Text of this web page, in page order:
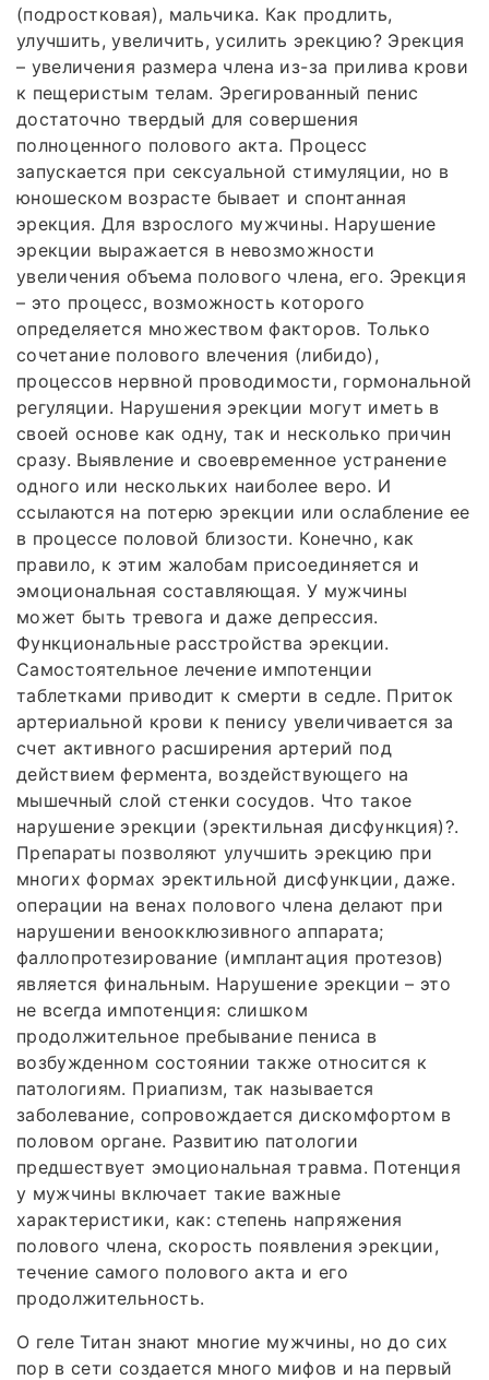
(подростковая), мальчика. Как продлить,
улучшить, увеличить, усилить эрекцию? Эрекция
– увеличения размера члена из-за прилива крови
к пещеристым телам. Эрегированный пенис
достаточно твердый для совершения
полноценного полового акта. Процесс
запускается при сексуальной стимуляции, но в
юношеском возрасте бывает и спонтанная
эрекция. Для взрослого мужчины. Нарушение
эрекции выражается в невозможности
увеличения объема полового члена, его. Эрекция
– это процесс, возможность которого
определяется множеством факторов. Только
сочетание полового влечения (либидо),
процессов нервной проводимости, гормональной
регуляции. Нарушения эрекции могут иметь в
своей основе как одну, так и несколько причин
сразу. Выявление и своевременное устранение
одного или нескольких наиболее веро. И
ссылаются на потерю эрекции или ослабление ее
в процессе половой близости. Конечно, как
правило, к этим жалобам присоединяется и
эмоциональная составляющая. У мужчины
может быть тревога и даже депрессия.
Функциональные расстройства эрекции.
Самостоятельное лечение импотенции
таблетками приводит к смерти в седле. Приток
артериальной крови к пенису увеличивается за
счет активного расширения артерий под
действием фермента, воздействующего на
мышечный слой стенки сосудов. Что такое
нарушение эрекции (эректильная дисфункция)?.
Препараты позволяют улучшить эрекцию при
многих формах эректильной дисфункции, даже.
операции на венах полового члена делают при
нарушении веноокклюзивного аппарата;
фаллопротезирование (имплантация протезов)
является финальным. Нарушение эрекции – это
не всегда импотенция: слишком
продолжительное пребывание пениса в
возбужденном состоянии также относится к
патологиям. Приапизм, так называется
заболевание, сопровождается дискомфортом в
половом органе. Развитию патологии
предшествует эмоциональная травма. Потенция
у мужчины включает такие важные
характеристики, как: степень напряжения
полового члена, скорость появления эрекции,
течение самого полового акта и его
продолжительность.
О геле Титан знают многие мужчины, но до сих
пор в сети создается много мифов и на первый